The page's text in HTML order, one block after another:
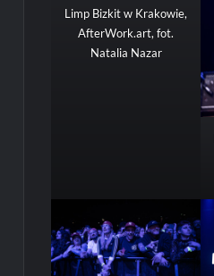
Limp Bizkit w Krakowie,
AfterWork.art, fot.
Natalia Nazar